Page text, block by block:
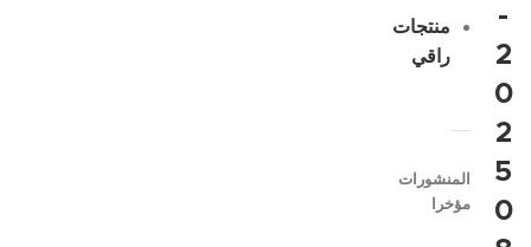
-
2
0
2
5
0
منتجات
راقي
المنشورات
مؤخرا